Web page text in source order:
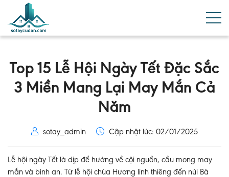
Top 15 Lễ Hội Ngày Tết Đặc Sắc
3 Miền Mang Lại May Mắn Cả
Năm
sotay_admin Cập nhật lúc: 02/01/2025
Lễ hội ngày Tết là dịp để hướng về cội nguồn, cầu mong may
mắn và bình an. Từ lễ hội chùa Hương linh thiêng đến núi Bà